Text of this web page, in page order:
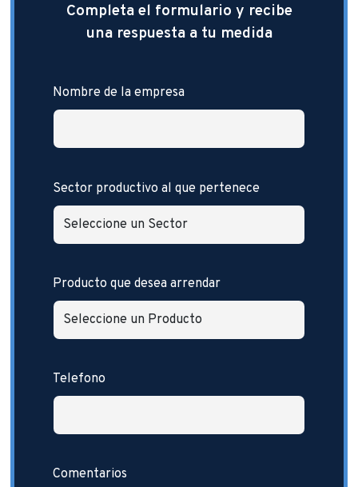
Completa el formulario y recibe
una respuesta a tu medida
Nombre de la empresa
Sector productivo al que pertenece
Producto que desea arrendar
Telefono
Comentarios